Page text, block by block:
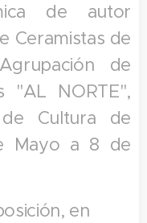
de autor
Ceramistas de
de
"AL NORTE",
Cultura de
Mayo a 8 de
en